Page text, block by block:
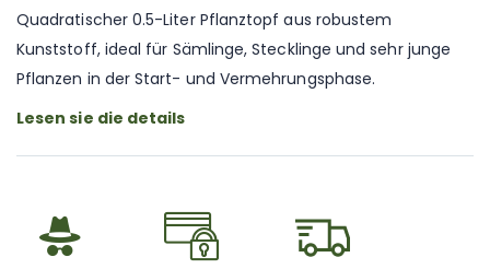
der
Bildgalerie
springen
Quadratischer 0.5-Liter Pflanztopf aus robustem
Kunststoff, ideal für Sämlinge, Stecklinge und sehr junge
Pflanzen in der Start- und Vermehrungsphase.
Lesen sie die details